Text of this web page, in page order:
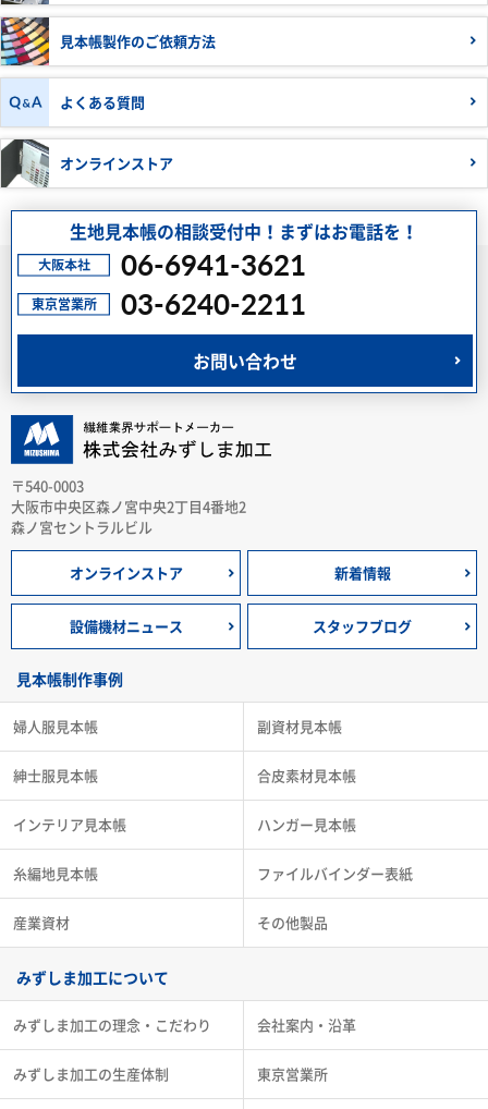
見本帳製作のご依頼方法
よくある質問
オンラインストア
生地見本帳の相談受付中！まずはお電話を！
06-6941-3621
03-6240-2211
お問い合わせ
〒540-0003
大阪市中央区森ノ宮中央2丁目4番地2
森ノ宮セントラルビル
オンラインストア 新着情報
設備機材ニュース スタッフブログ
見本帳制作事例
婦人服見本帳
紳士服見本帳
インテリア見本帳
糸編地見本帳
産業資材
副資材見本帳
合皮素材見本帳
ハンガー見本帳
ファイルバインダー表紙
その他製品
みずしま加工について
みずしま加工の理念・こだわり
みずしま加工の生産体制
会社案内・沿革
東京営業所